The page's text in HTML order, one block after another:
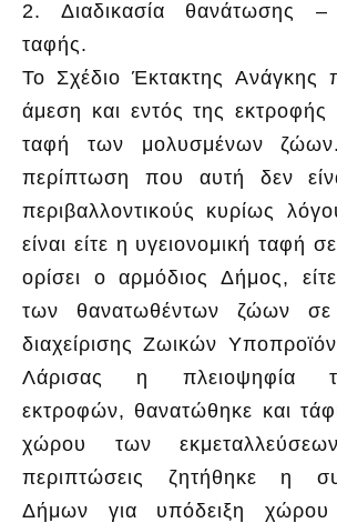
2. Διαδικασία θανάτωσης –
ταφής.
Το Σχέδιο Έκτακτης Ανάγκης
άμεση και εντός της εκτροφής
ταφή των μολυσμένων
περίπτωση που αυτή δεν
περιβαλλοντικούς κυρίως
είναι είτε η υγειονομική ταφή
ορίσει ο αρμόδιος Δήμος,
των θανατωθέντων ζώων σε
διαχείρισης Ζωικών
Λάρισας η πλειοψηφία
εκτροφών, θανατώθηκε και
χώρου των
περιπτώσεις ζητήθηκε η
Δήμων για υπόδειξη χώρου